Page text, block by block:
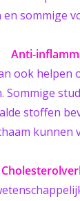
sommige
Anti-
ook helpen
Sommige
stoffen
kunnen